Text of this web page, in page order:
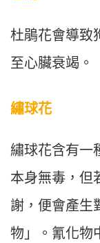
杜鵑花會導致
至心臟衰竭。
繡球花
繡球花含有一
本身無毒，但
謝，便會產生
物」。氰化物